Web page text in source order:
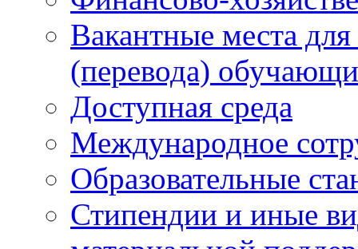
Вакантные места
(перевода)
Доступная среда
Международное
Образовательные
Стипендии и иные